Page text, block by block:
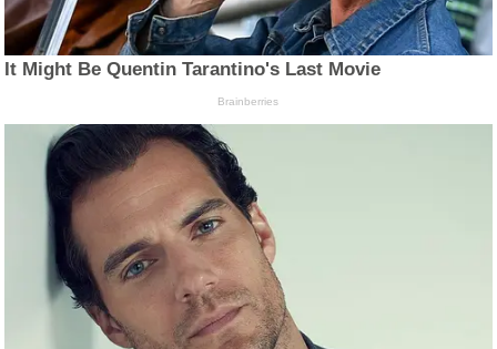
It Might Be Quentin Tarantino's Last Movie
Brainberries